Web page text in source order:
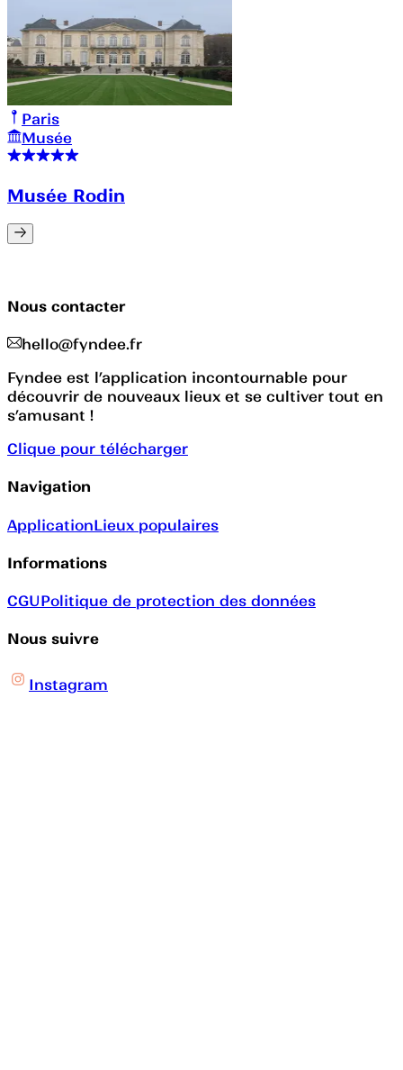
Paris
Musée
Musée Rodin
Nous contacter
hello@fyndee.fr
Fyndee est l’application incontournable pour
découvrir de nouveaux lieux et se cultiver tout en
s’amusant !
Clique pour télécharger
Navigation
ApplicationLieux populaires
Informations
CGUPolitique de protection des données
Nous suivre
Instagram